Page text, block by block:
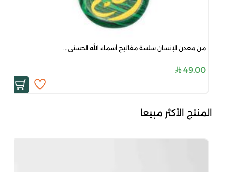
من معدن الإنسان سلسة مفاتيح أسماء الله الحسنى...
49.00
المنتج الأكثر مبيعا